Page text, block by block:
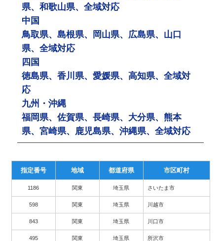
県、和歌山県、全域対応
中国
鳥取県、島根県、岡山県、広島県、山口
県、全域対応
四国
徳島県、香川県、愛媛県、高知県、全域対
応
九州・沖縄
福岡県、佐賀県、長崎県、大分県、熊本
県、宮崎県、鹿児島県、沖縄県、全域対応
指定番号 地域 都道府県 市区町村
1186 関東 埼玉県 さいたま市
598 関東 埼玉県 川越市
843 関東 埼玉県 川口市
495 関東 埼玉県 所沢市